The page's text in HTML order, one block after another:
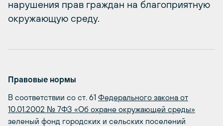
нарушения прав граждан на благоприятную
окружающую среду.
Правовые нормы
В соответствии со ст. 61 Федерального закона от
10.01.2002 № 7­ФЗ «Об охране окружающей среды»
зеленый фонд городских и сельских поселений